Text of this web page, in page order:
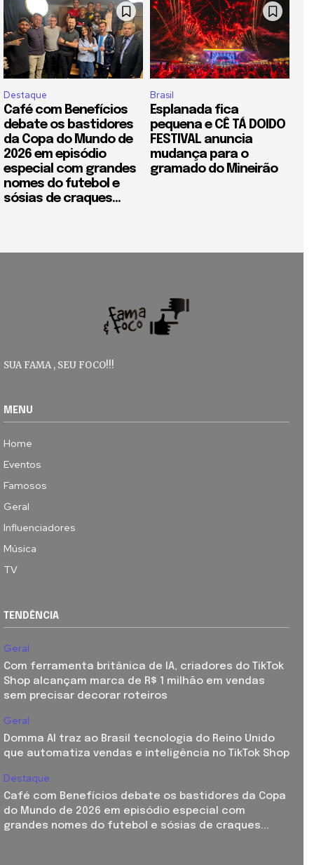
Destaque
Café com Benefícios
debate os bastidores
da Copa do Mundo de
2026 em episódio
especial com grandes
nomes do futebol e
sósias de craques...
Brasil
Esplanada fica
pequena e CÊ TÁ DOIDO
FESTIVAL anuncia
mudança para o
gramado do Mineirão
SUA FAMA , SEU FOCO!!!
MENU
Home
Eventos
Famosos
Geral
Influenciadores
Música
TV
TENDÊNCIA
Geral
Com ferramenta britânica de IA, criadores do TikTok
Shop alcançam marca de R$ 1 milhão em vendas
sem precisar decorar roteiros
Geral
Domma AI traz ao Brasil tecnologia do Reino Unido
que automatiza vendas e inteligência no TikTok Shop
Destaque
Café com Benefícios debate os bastidores da Copa
do Mundo de 2026 em episódio especial com
grandes nomes do futebol e sósias de craques...